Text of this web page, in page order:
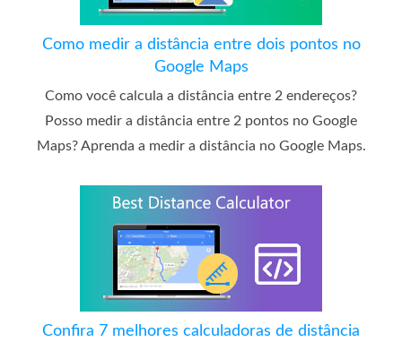
Como medir a distância entre dois pontos no
Google Maps
Como você calcula a distância entre 2 endereços?
Posso medir a distância entre 2 pontos no Google
Maps? Aprenda a medir a distância no Google Maps.
Confira 7 melhores calculadoras de distância